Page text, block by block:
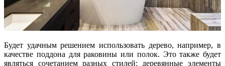
Будет удачным решением использовать дерево, например, в
качестве поддона для раковины или полок. Это также будет
являться сочетанием разных стилей: деревянные элементы